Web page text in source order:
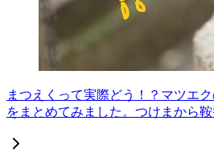
まつえくって実際どう！？マツエ
をまとめてみました。つけまから鞍